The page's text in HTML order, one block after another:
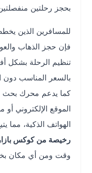
بحجز رحلتين منفصلتين في
للمسافرين الذين يخططون
فإن حجز الذهاب والعودة
تنظيم الرحلة بشكل أفضل،
بالسعر المناسب دون القلق
كما يدعم محرك بحث
الموقع الإلكتروني أو من
الهواتف الذكية، مما يتيح
رخيصة من كوكس بازار إلى
وقت ومن أي مكان